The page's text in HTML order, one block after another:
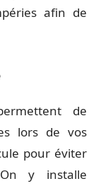
afin de
de
lors de vos
pour éviter
On y installe